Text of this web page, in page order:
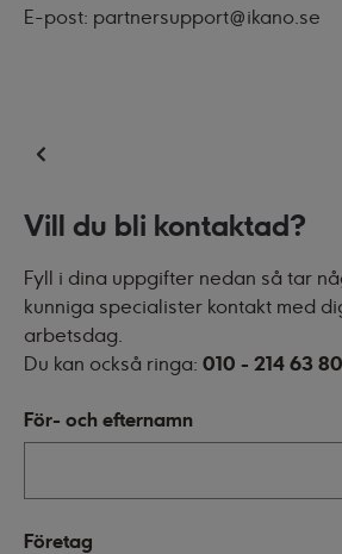
E-post: partnersupport@ikano.se
Vill du bli kontaktad?
Fyll i dina uppgifter nedan så tar
kunniga specialister kontakt med
arbetsdag.
Du kan också ringa: 010 - 214 63 80
För- och efternamn
Företag